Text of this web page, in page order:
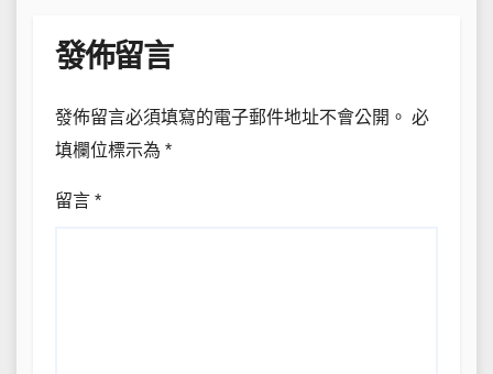
發佈留言
發佈留言必須填寫的電子郵件地址不會公開。 必
填欄位標示為 *
留言 *